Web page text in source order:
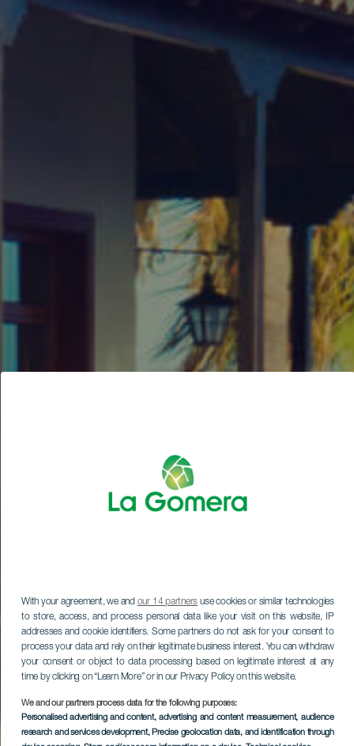
With your agreement, we and our 14 partners use cookies or similar technologies
to store, access, and process personal data like your visit on this website, IP
addresses and cookie identifiers. Some partners do not ask for your consent to
process your data and rely on their legitimate business interest. You can withdraw
your consent or object to data processing based on legitimate interest at any
time by clicking on “Learn More” or in our Privacy Policy on this website.
We and our partners process data for the following purposes:
Personalised advertising and content, advertising and content measurement, audience
research and services development, Precise geolocation data, and identification through